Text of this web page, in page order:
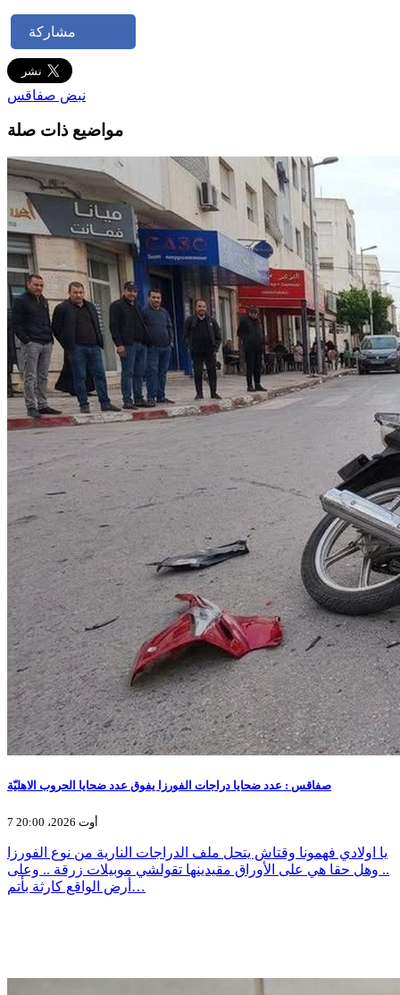
مشاركة
نبض صفاقس
مواضيع ذات صلة
صفاقس : عدد ضحايا دراجات الفورزا يفوق عدد ضحايا الحروب الاهليّة
7 أوت 2026، 20:00
يا اولادي فهمونا وقتاش يتحل ملف الدراجات النارية من نوع الفورزا
.. وهل حقا هي على الأوراق مقيدينها تقولشي موبيلات زرقة .. وعلى
أرض الواقع كارثة بأتم…